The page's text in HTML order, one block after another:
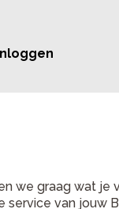
we graag wat je
van jouw